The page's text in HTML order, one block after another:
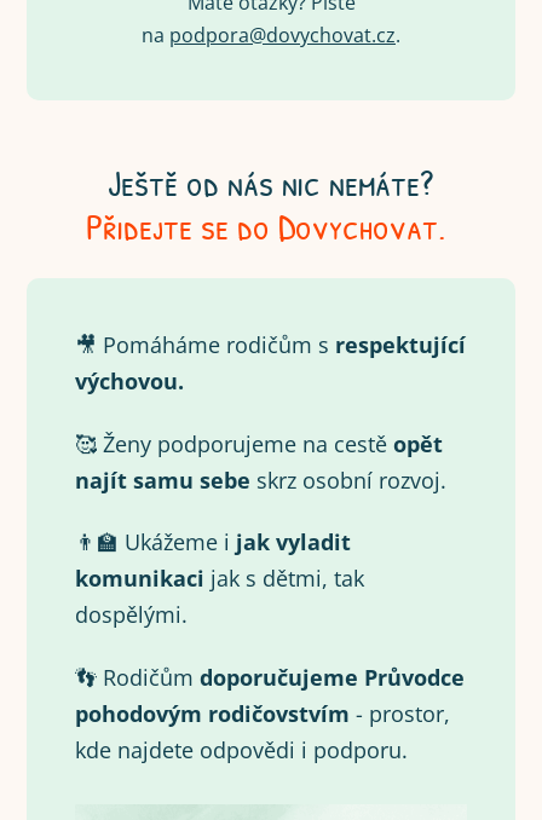
na podpora@dovychovat.cz.
Ještě od nás nic nemáte?
Přidejte se do Dovychovat.
🎥 Pomáháme rodičům s respektující
výchovou.
🥰 Ženy podporujeme na cestěopět
najít samu sebe skrz osobní rozvoj.
👨‍🏫 Ukážeme i jak vyladit
komunikaci jak s dětmi, tak
dospělými.
👣 Rodičůmdoporučujeme Průvodce
pohodovým rodičovstvím - prostor,
kde najdete odpovědi i podporu.